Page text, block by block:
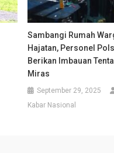
Sambangi Rumah
Hajatan, Personel
Berikan Imbauan
Miras
September 29, 2025
Kabar Nasional